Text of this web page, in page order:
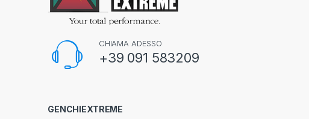
CHIAMA ADESSO
+39 091 583209
GENCHIEXTREME